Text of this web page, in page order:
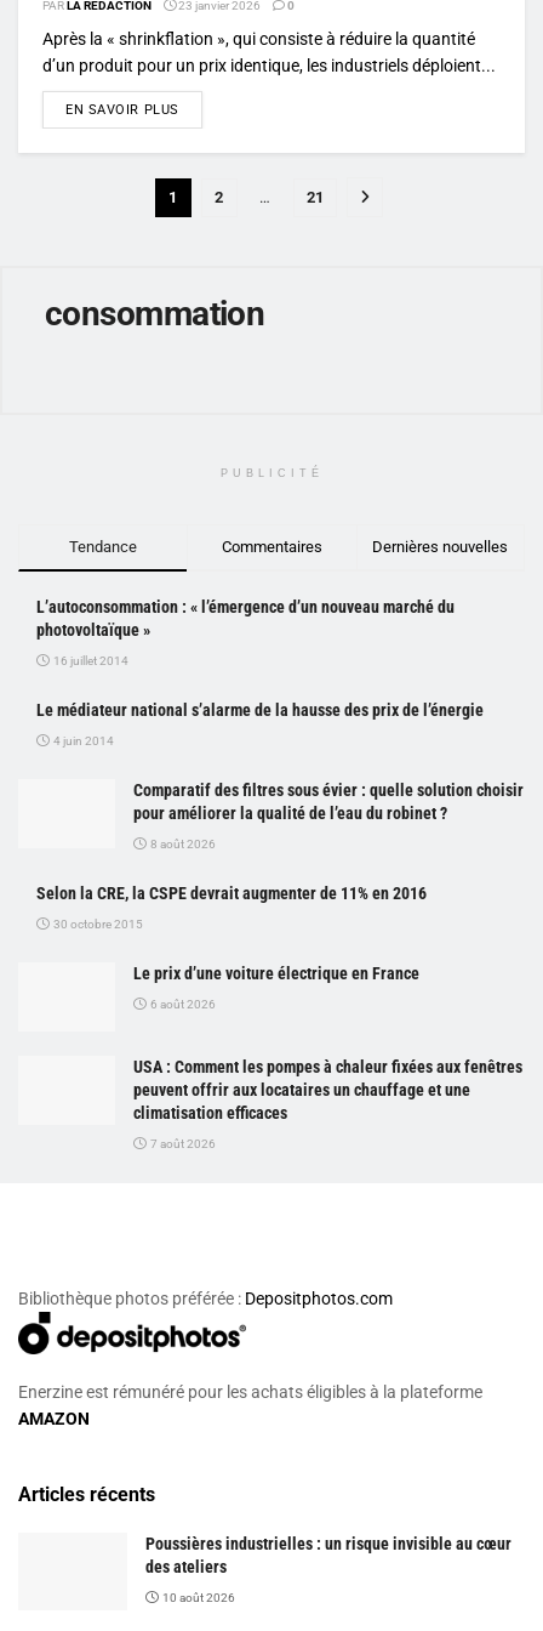
PARLA RÉDACTION 23 janvier 2026 0
Après la « shrinkflation », qui consiste à réduire la quantité
d’un produit pour un prix identique, les industriels déploient...
EN SAVOIR PLUS
1 2 … 21
consommation
PUBLICITÉ
Tendance Commentaires Dernières nouvelles
L’autoconsommation : « l’émergence d’un nouveau marché du
photovoltaïque »
16 juillet 2014
Le médiateur national s’alarme de la hausse des prix de l’énergie
4 juin 2014
Comparatif des filtres sous évier : quelle solution choisir
pour améliorer la qualité de l’eau du robinet ?
8 août 2026
Selon la CRE, la CSPE devrait augmenter de 11% en 2016
30 octobre 2015
Le prix d’une voiture électrique en France
6 août 2026
USA : Comment les pompes à chaleur fixées aux fenêtres
peuvent offrir aux locataires un chauffage et une
climatisation efficaces
7 août 2026
Bibliothèque photos préférée : Depositphotos.com
Enerzine est rémunéré pour les achats éligibles à la plateforme
AMAZON
Articles récents
Poussières industrielles : un risque invisible au cœur
des ateliers
10 août 2026